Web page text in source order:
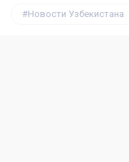
Новости Узбекистана